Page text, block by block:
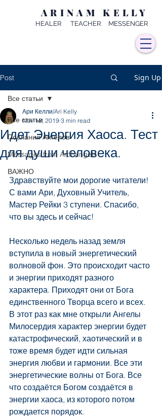
ARINAM KELLY
HEALER TEACHER MESSENGER
Post Sign Up
Все статьи
Послания Ангелов
Messages from Archangels
ВАЖНО
Все статьи
Идет Энергия Хаоса. Тест
для души человека.
Ари Келли/Ari Kelly
Nov 18, 2019 3 min read
Здравствуйте мои дорогие читатели!
С вами Ари, Духовный Учитель,
Мастер Рейки 3 ступени. Спасибо,
что вы здесь и сейчас!
Несколько недель назад земля
вступила в новый энергетический
волновой фон. Это происходит часто
и энергии приходят разного
характера. Приходят они от Бога
единственного Творца всего и всех.
В этот раз как мне открыли Ангелы
Милосердия характер энергии будет
катастрофический, хаотический и в
тоже время будет идти сильная
энергия любви и гармонии. Все эти
энергетические волны от Бога. Все
что создаётся Богом создаётся в
энергии хаоса, из которого потом
рождается порядок.